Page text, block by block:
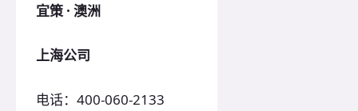
宜策 · 澳洲
上海公司
电话：400-060-2133